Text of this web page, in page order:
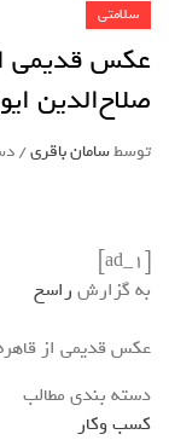
سلامتی
عکس قدیمی
صلاح‌الدین
توسطسامان باقری/
[ad_1]
به گزارش راسخ
عکس قدیمی از
دسته بندی مطالب
کسب وکار